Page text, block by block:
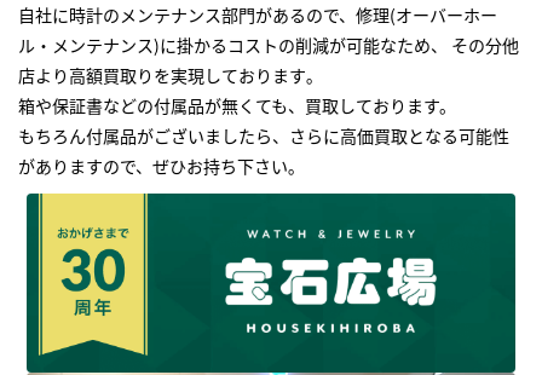
自社に時計のメンテナンス部門があるので、修理(オーバーホー
ル・メンテナンス)に掛かるコストの削減が可能なため、 その分他
店より高額買取りを実現しております｡
箱や保証書などの付属品が無くても、買取しております。
もちろん付属品がございましたら、さらに高価買取となる可能性
がありますので、ぜひお持ち下さい｡